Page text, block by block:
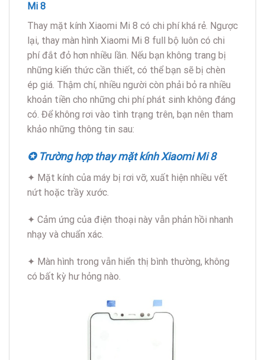
Mi 8
Thay mặt kính Xiaomi Mi 8 có chi phí khá rẻ. Ngược
lại, thay màn hình Xiaomi Mi 8 full bộ luôn có chi
phí đắt đỏ hơn nhiều lần. Nếu bạn không trang bị
những kiến thức cần thiết, có thể bạn sẽ bị chèn
ép giá. Thậm chí, nhiều người còn phải bỏ ra nhiều
khoản tiền cho những chi phí phát sinh không đáng
có. Để không rơi vào tình trạng trên, bạn nên tham
khảo những thông tin sau:
✪ Trường hợp thay mặt kính Xiaomi Mi 8
✦ Mặt kính của máy bị rơi vỡ, xuất hiện nhiều vết
nứt hoặc trầy xước.
✦ Cảm ứng của điện thoại này vẫn phản hồi nhanh
nhạy và chuẩn xác.
✦ Màn hình trong vẫn hiển thị bình thường, không
có bất kỳ hư hỏng nào.